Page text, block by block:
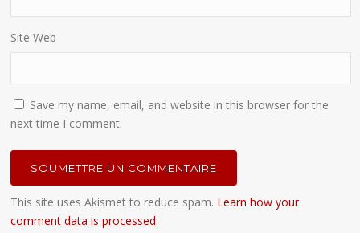
Site Web
Save my name, email, and website in this browser for the
next time I comment.
This site uses Akismet to reduce spam. Learn how your
comment data is processed.